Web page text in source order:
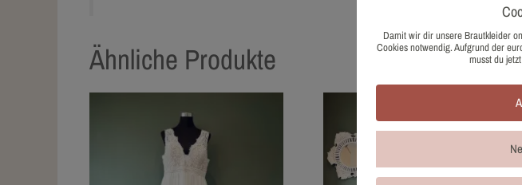
Ähnliche Produkte
Damit wir dir unsere Brautkleider
Cookies notwendig. Aufgrund der
musst du